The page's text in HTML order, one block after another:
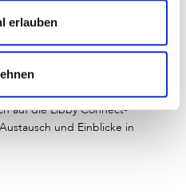
erlauben
auf die Libby Connect-
und Einblicke in